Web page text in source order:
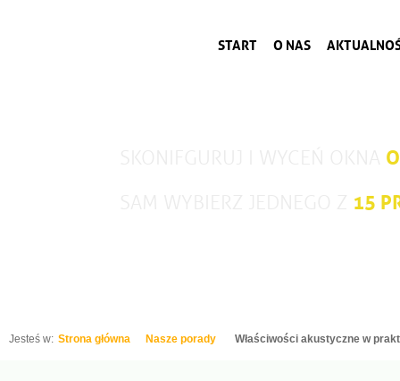
START O NAS
15
Jesteś w: Strona główna Nasze porady Właściwości akustyczne w